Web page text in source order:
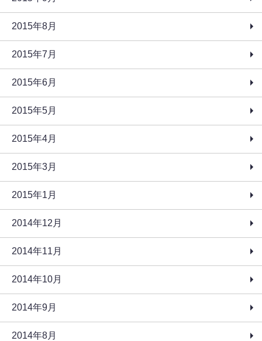
2015年8月
2015年7月
2015年6月
2015年5月
2015年4月
2015年3月
2015年1月
2014年12月
2014年11月
2014年10月
2014年9月
2014年8月